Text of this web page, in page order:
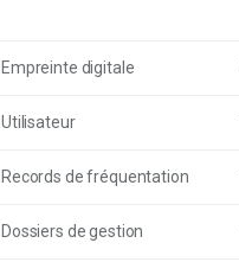
Empreinte digitale
Utilisateur
Records de fréquentation
Dossiers de gestion